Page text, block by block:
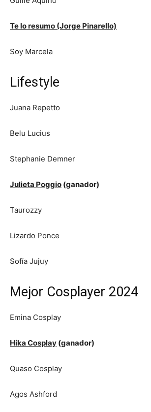
Te lo resumo (Jorge Pinarello)
Soy Marcela
Lifestyle
Juana Repetto
Belu Lucius
Stephanie Demner
Julieta Poggio (ganador)
Taurozzy
Lizardo Ponce
Sofía Jujuy
Mejor Cosplayer 2024
Emina Cosplay
Hika Cosplay (ganador)
Quaso Cosplay
Agos Ashford